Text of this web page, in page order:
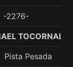
-2276-
TOCORNAL,
Pista Pesada